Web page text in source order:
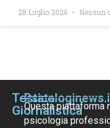
28 Luglio 2026 Nessun
Testata
Giornalistica
Questa piattaforma
psicologia